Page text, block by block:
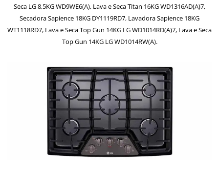
Seca LG 8,5KG WD9WE6(A), Lava e Seca Titan 16KG WD1316AD(A)7,
Secadora Sapience 18KG DY1119RD7, Lavadora Sapience 18KG
WT1118RD7, Lava e Seca Top Gun 14KG LG WD1014RD(A)7, Lava e Seca
Top Gun 14KG LG WD1014RW(A).